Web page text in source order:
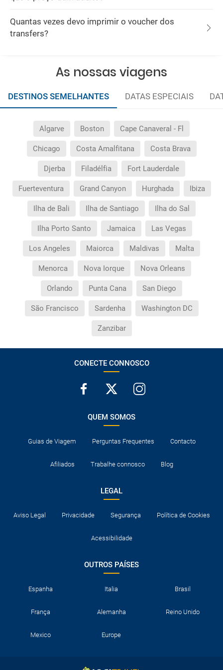
Quantas vezes devo imprimir o voucher dos
transfers?
As nossas viagens
DESTINOS SEMELHANTES DATAS ESPECIAIS
Algarve Boston Cape Canaveral - Fl
Chicago Costa Amalfitana Costa Brava
Djerba Filadélfia Fort Lauderdale
Fuerteventura Grand Canyon Hurghada Ibiza
Ilha de Bali Ilha de Santiago Ilha do Sal
Ilha Porto Santo Jamaica Las Vegas
Los Angeles Maiorca Maldivas Malta
Menorca Nova Iorque Nova Orleans
Orlando Punta Cana San Diego
São Francisco Sardenha Washington DC
Zanzibar
CONECTE CONNOSCO
QUEM SOMOS
Guias de Viagem Perguntas Frequentes Contacto
Afiliados Trabalhe connosco Blog
LEGAL
Aviso Legal Privacidade Segurança Política de Cookies
Acessibilidade
OUTROS PAÍSES
Espanha Italia Brasil
França Alemanha Reino Unido
Mexico Europe